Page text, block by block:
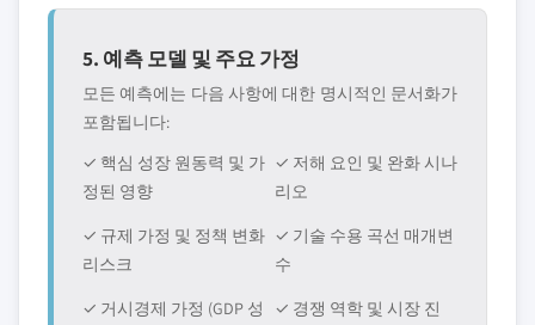
5. 예측 모델 및 주요 가정
모든 예측에는 다음 사항에 대한 명시적인 문서화가
포함됩니다:
✓ 핵심 성장 원동력 및 가
정된 영향
✓ 저해 요인 및 완화 시나
리오
✓ 규제 가정 및 정책 변화
리스크
✓ 기술 수용 곡선 매개변
수
✓ 거시경제 가정 (GDP 성
✓ 경쟁 역학 및 시장 진